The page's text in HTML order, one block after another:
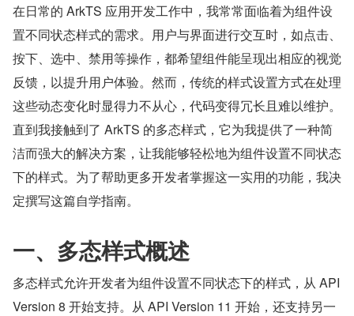
在日常的 ArkTS 应用开发工作中，我常常面临着为组件设
置不同状态样式的需求。用户与界面进行交互时，如点击、
按下、选中、禁用等操作，都希望组件能呈现出相应的视觉
反馈，以提升用户体验。然而，传统的样式设置方式在处理
这些动态变化时显得力不从心，代码变得冗长且难以维护。
直到我接触到了 ArkTS 的多态样式，它为我提供了一种简
洁而强大的解决方案，让我能够轻松地为组件设置不同状态
下的样式。为了帮助更多开发者掌握这一实用的功能，我决
定撰写这篇自学指南。
一、多态样式概述
多态样式允许开发者为组件设置不同状态下的样式，从 API
Version 8 开始支持。从 API Version 11 开始，还支持另一